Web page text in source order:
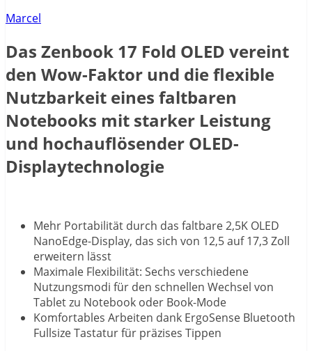
Marcel
Das Zenbook 17 Fold OLED vereint
den Wow-Faktor und die flexible
Nutzbarkeit eines faltbaren
Notebooks mit starker Leistung
und hochauflösender OLED-
Displaytechnologie
Mehr Portabilität durch das faltbare 2,5K OLED
NanoEdge-Display, das sich von 12,5 auf 17,3 Zoll
erweitern lässt
Maximale Flexibilität: Sechs verschiedene
Nutzungsmodi für den schnellen Wechsel von
Tablet zu Notebook oder Book-Mode
Komfortables Arbeiten dank ErgoSense Bluetooth
Fullsize Tastatur für präzises Tippen